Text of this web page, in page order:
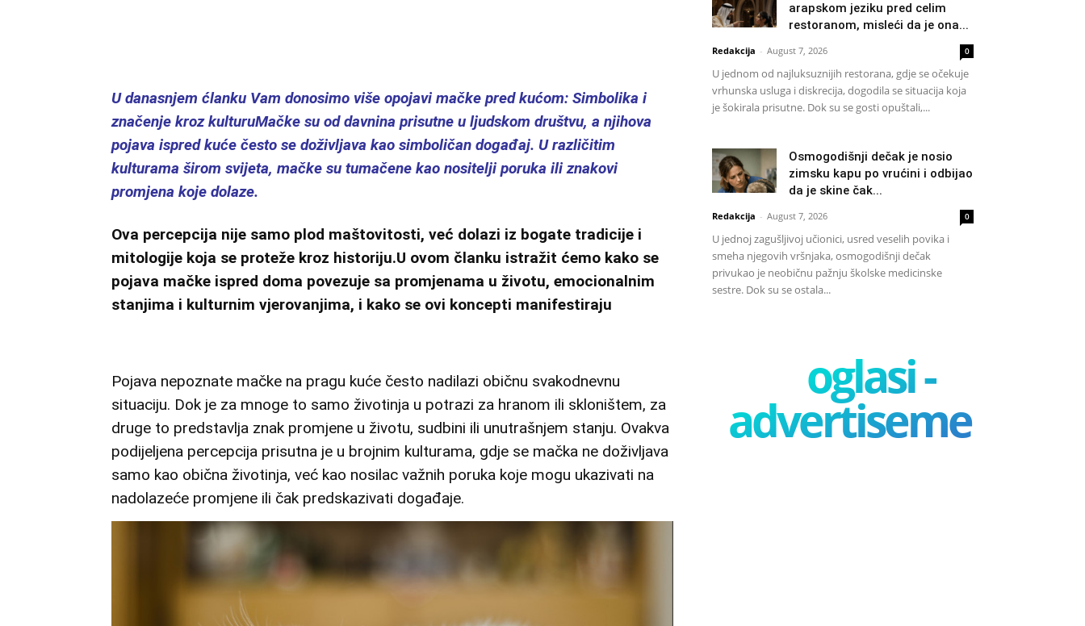
U danasnjem ćlanku Vam donosimo više opojavi mačke pred kućom: Simbolika i
značenje kroz kulturuMačke su od davnina prisutne u ljudskom društvu, a njihova
pojava ispred kuće često se doživljava kao simboličan događaj. U različitim
kulturama širom svijeta, mačke su tumačene kao nositelji poruka ili znakovi
promjena koje dolaze.
Ova percepcija nije samo plod maštovitosti, već dolazi iz bogate tradicije i
mitologije koja se proteže kroz historiju.U ovom članku istražit ćemo kako se
pojava mačke ispred doma povezuje sa promjenama u životu, emocionalnim
stanjima i kulturnim vjerovanjima, i kako se ovi koncepti manifestiraju
Pojava nepoznate mačke na pragu kuće često nadilazi običnu svakodnevnu
situaciju. Dok je za mnoge to samo životinja u potrazi za hranom ili skloništem, za
druge to predstavlja znak promjene u životu, sudbini ili unutrašnjem stanju. Ovakva
podijeljena percepcija prisutna je u brojnim kulturama, gdje se mačka ne doživljava
samo kao obična životinja, već kao nosilac važnih poruka koje mogu ukazivati na
nadolazeće promjene ili čak predskazivati događaje.
arapskom jeziku pred celim
restoranom, misleći da je ona...
Redakcija - August 7, 2026 0
U jednom od najluksuznijih restorana, gdje se očekuje
vrhunska usluga i diskrecija, dogodila se situacija koja
je šokirala prisutne. Dok su se gosti opuštali,...
Osmogodišnji dečak je nosio
zimsku kapu po vrućini i odbijao
da je skine čak...
Redakcija - August 7, 2026 0
U jednoj zagušljivoj učionici, usred veselih povika i
smeha njegovih vršnjaka, osmogodišnji dečak
privukao je neobičnu pažnju školske medicinske
sestre. Dok su se ostala...
oglasi -
advertisement